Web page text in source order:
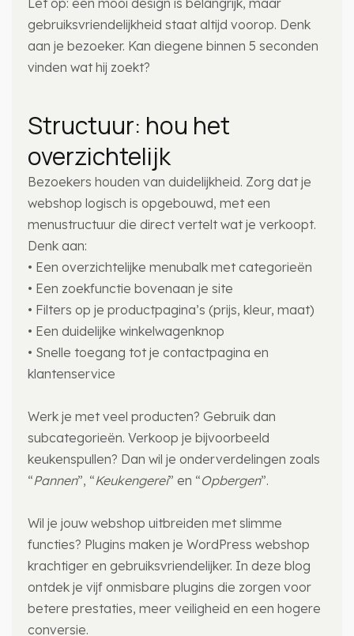
Let op: een mooi design is belangrijk, maar
gebruiksvriendelijkheid staat altijd voorop. Denk
aan je bezoeker. Kan diegene binnen 5 seconden
vinden wat hij zoekt?
Structuur: hou het
overzichtelijk
Bezoekers houden van duidelijkheid. Zorg dat je
webshop logisch is opgebouwd, met een
menustructuur die direct vertelt wat je verkoopt.
Denk aan:
• Een overzichtelijke menubalk met categorieën
• Een zoekfunctie bovenaan je site
• Filters op je productpagina’s (prijs, kleur, maat)
• Een duidelijke winkelwagenknop
• Snelle toegang tot je contactpagina en
klantenservice
Werk je met veel producten? Gebruik dan
subcategorieën. Verkoop je bijvoorbeeld
keukenspullen? Dan wil je onderverdelingen zoals
“Pannen”, “Keukengerei” en “Opbergen”.
Wil je jouw webshop uitbreiden met slimme
functies? Plugins maken je WordPress webshop
krachtiger en gebruiksvriendelijker. In deze blog
ontdek je vijf onmisbare plugins die zorgen voor
betere prestaties, meer veiligheid en een hogere
conversie.